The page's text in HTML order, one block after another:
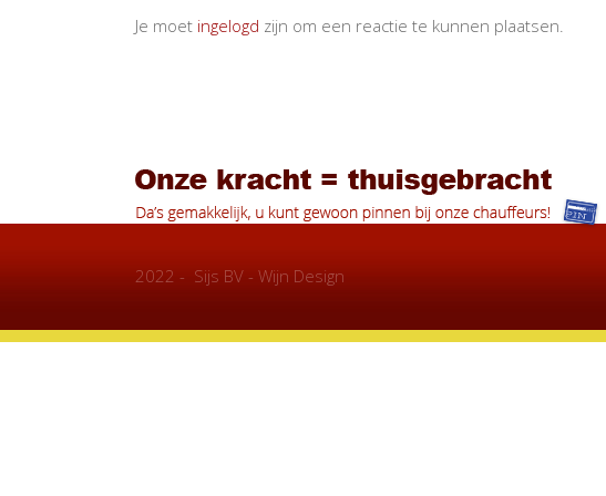
Je moet ingelogd zijn om een reactie te kunnen plaatsen.
2022 - Sijs BV - Wijn Design